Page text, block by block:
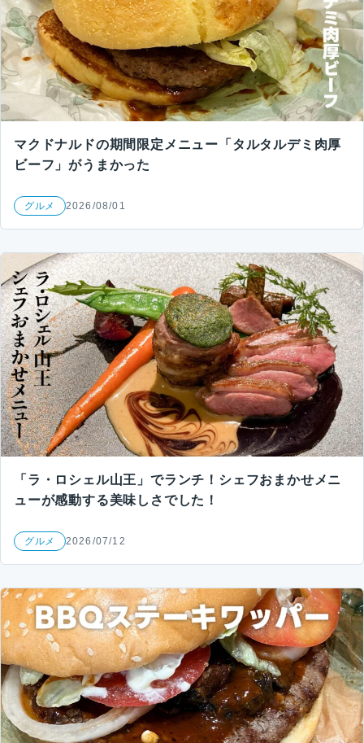
マクドナルドの期間限定メニュー「タルタルデミ肉厚
ビーフ」がうまかった
グルメ 2026/08/01
「ラ・ロシェル山王」でランチ！シェフおまかせメニ
ューが感動する美味しさでした！
グルメ 2026/07/12